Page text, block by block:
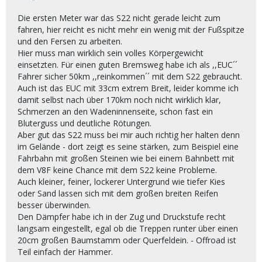
Die ersten Meter war das S22 nicht gerade leicht zum
fahren, hier reicht es nicht mehr ein wenig mit der Fußspitze
und den Fersen zu arbeiten.
Hier muss man wirklich sein volles Körpergewicht
einsetzten. Für einen guten Bremsweg habe ich als ,,EUC´´
Fahrer sicher 50km ,,reinkommen´´ mit dem S22 gebraucht.
Auch ist das EUC mit 33cm extrem Breit, leider komme ich
damit selbst nach über 170km noch nicht wirklich klar,
Schmerzen an den Wadeninnenseite, schon fast ein
Bluterguss und deutliche Rötungen.
Aber gut das S22 muss bei mir auch richtig her halten denn
im Gelände - dort zeigt es seine stärken, zum Beispiel eine
Fahrbahn mit großen Steinen wie bei einem Bahnbett mit
dem V8F keine Chance mit dem S22 keine Probleme.
Auch kleiner, feiner, lockerer Untergrund wie tiefer Kies
oder Sand lassen sich mit dem großen breiten Reifen
besser überwinden.
Den Dämpfer habe ich in der Zug und Druckstufe recht
langsam eingestellt, egal ob die Treppen runter über einen
20cm großen Baumstamm oder Querfeldein. - Offroad ist
Teil einfach der Hammer.